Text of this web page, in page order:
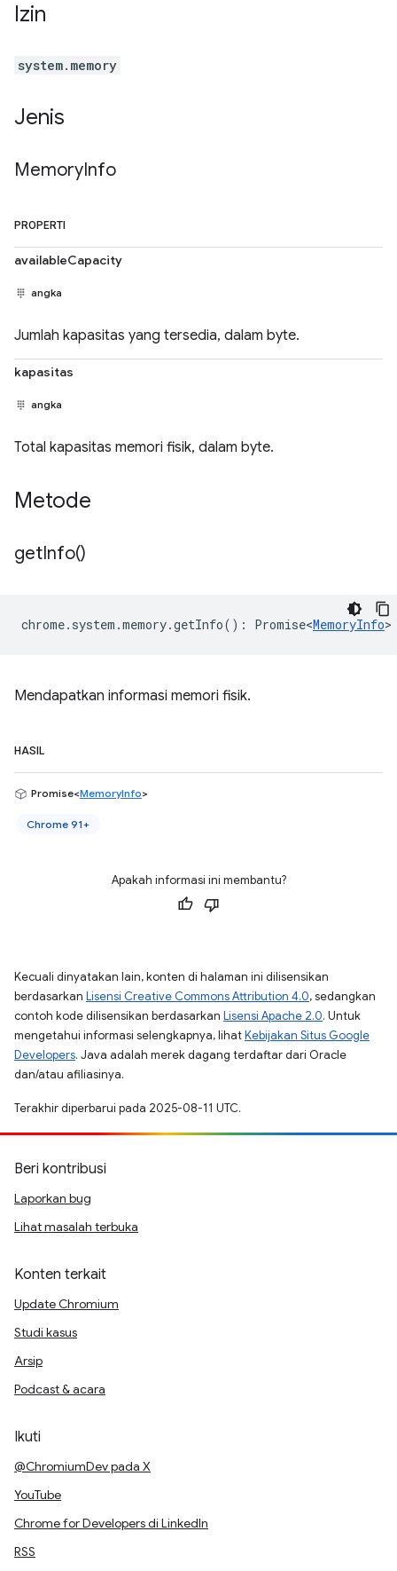
Izin
system.memory
Jenis
MemoryInfo
PROPERTI
availableCapacity
angka
Jumlah kapasitas yang tersedia, dalam byte.
kapasitas
angka
Total kapasitas memori fisik, dalam byte.
Metode
getInfo()
chrome. system .memory.getInfo() : Promise<MemoryInfo>
Mendapatkan informasi memori fisik.
HASIL
Promise<MemoryInfo>
Chrome 91+
Apakah informasi ini membantu?
Kecuali dinyatakan lain, konten di halaman ini dilisensikan
berdasarkan Lisensi Creative Commons Attribution 4.0, sedangkan
contoh kode dilisensikan berdasarkan Lisensi Apache 2.0. Untuk
mengetahui informasi selengkapnya, lihatKebijakan Situs Google
Developers. Java adalah merek dagang terdaftar dari Oracle
dan/atau afiliasinya.
Terakhir diperbarui pada 2025-08-11 UTC.
Beri kontribusi
Laporkan bug
Lihat masalah terbuka
Konten terkait
Update Chromium
Studi kasus
Arsip
Podcast & acara
Ikuti
@ChromiumDev pada X
YouTube
Chrome for Developers di LinkedIn
RSS